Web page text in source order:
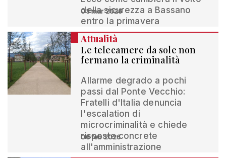
della sicurezza a Bassano
entro la primavera
03 mar 2026
Attualità
Le telecamere da sole non
fermano la criminalità
Allarme degrado a pochi
passi dal Ponte Vecchio:
Fratelli d'Italia denuncia
l'escalation di
microcriminalità e chiede
risposte concrete
all'amministrazione
06 feb 2026